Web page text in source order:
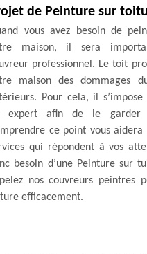
de Peinture sur
vous avez besoin de
maison, il sera
professionnel. Le toit
maison des dommages
Pour cela, il
expert afin de le garder
ce point vous
qui répondent à vos
besoin d’une Peinture sur
nos couvreurs peintres
efficacement.